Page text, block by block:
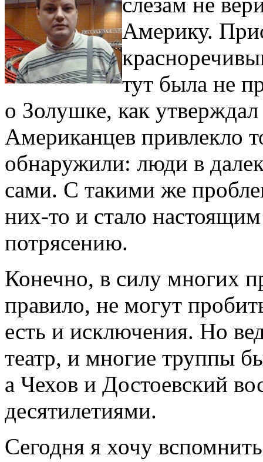
Америку.
тут была не
о Золушке, как
Американцев привлекло
обнаружили: люди в
сами. С такими же
них-то и стало
потрясению.
Конечно, в силу многих
правило, не могут
есть и исключения. Но
театр, и многие труппы
а Чехов и Достоевский
десятилетиями.
Сегодня я хочу